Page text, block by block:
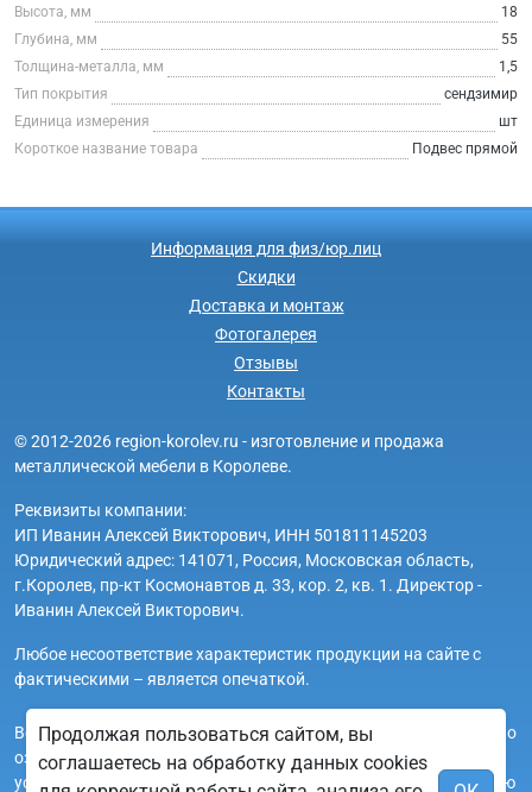
Высота, мм
18
Глубина, мм
55
Толщина-металла, мм
1,5
Тип покрытия
сендзимир
Единица измерения
шт
Короткое название товара
Подвес прямой
Информация для физ/юр.лиц
Скидки
Доставка и монтаж
Фотогалерея
Отзывы
Контакты
© 2012-2026 region-korolev.ru - изготовление и продажа
металлической мебели в Королеве.
Реквизиты компании:
ИП Иванин Алексей Викторович, ИНН 501811145203
Юридический адрес: 141071, Россия, Московская область,
г.Королев, пр-кт Космонавтов д. 33, кор. 2, кв. 1. Директор -
Иванин Алексей Викторович.
Любое несоответствие характеристик продукции на сайте с
фактическими – является опечаткой.
Вся информация на сайте region-korolev.ru носит исключительно
ознакомительный и справочный характер и ни при каких
условиях не является публичной офертой. Всю дополнительную
Продолжая пользоваться сайтом, вы
соглашаетесь на обработку данных cookies